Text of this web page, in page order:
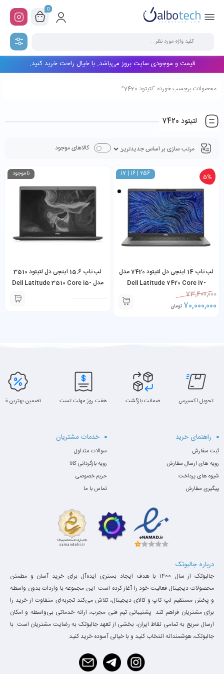
0
قیمت و موجودی سایت بروز می‌باشد. با خیال راحت خرید کنید.
محصولات برچسب خورده “لتیتود 7420”
لتیتود 7420
کالاهای موجود
i7 | 16 | 256 5%
لپ تاپ 14 اینچی دل لتیتود 7420 مدل
Dell Latitude 7420 Core i7-
1185G7 16GB RAM 256GB SSD
73,400,000
70,000,000 تومان
ناموجود
لپ تاپ 15.6 اینچی دل لتیتود 3510
مدل Dell Latitude 3510 Core i5-
10210U 8GB RAM 256GB SSD
تحویل اکسپرس ضمانت بازگشت هفت روز مهلت تست تضمین بهترین
راهنمای خرید
ثبت سفارش
رویه های ارسال سفارش
شیوه های پرداخت
پیگیری سفارش
خدمات مشتریان
سوالات متداول
رویه بازگردانی کالا
حریم خصوصی
تماس با ما
درباره جالبوتک
جالبوتک از سال 1400 با هدف ایجاد بستری ایده‌آل برای خرید آسان و مطمئن
محصولات دیجیتال فعالیت خود را آغاز کرده است. این مجموعه با واردات بدون واسطه
و پخش مستقیم لپ تاپ و کالای دیجیتال، تلاش می‌کند تجربه‌ای متفاوت از خرید را
برای مشتریان فراهم کند. پشتیبانی تیم فنی مجرب، ارائه خدماتی بی‌واسطه و امکان
ارسال سریع به تمامی نقاط ایران، بخشی از تعهد جالبوتک به رضایت مشتریان است. با
جالبوتک، هوشمندانه انتخاب کنید و با خیالی آسوده خرید کنید.